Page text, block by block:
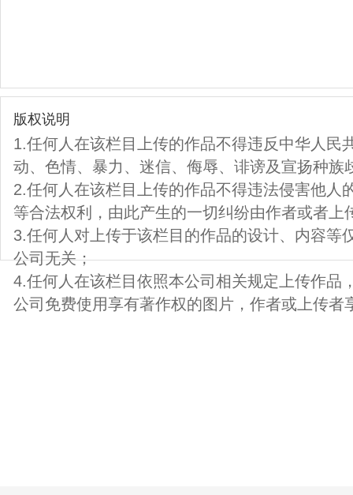
版权说明
1.任何人在该栏目上传的作品不得违反中华人民
动、色情、暴力、迷信、侮辱、诽谤及宣扬种族
2.任何人在该栏目上传的作品不得违法侵害他人
等合法权利，由此产生的一切纠纷由作者或者上
3.任何人对上传于该栏目的作品的设计、内容等
公司无关；
4.任何人在该栏目依照本公司相关规定上传作品
公司免费使用享有著作权的图片，作者或上传者